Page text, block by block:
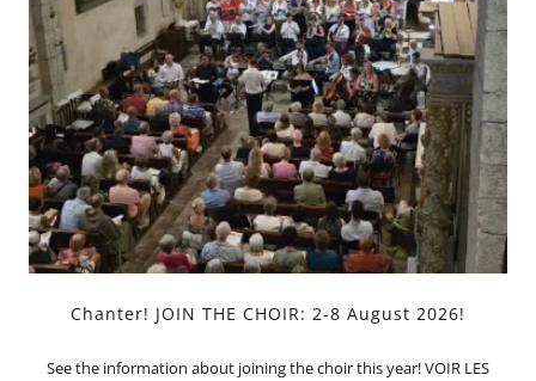
Chanter! JOIN THE CHOIR: 2-8 August 2026!
See the information about joining the choir this year! VOIR LES